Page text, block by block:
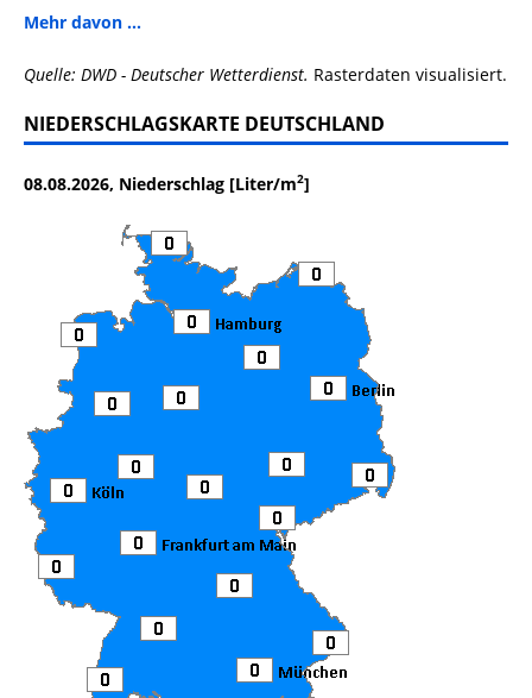
Mehr davon ...
Quelle: DWD - Deutscher Wetterdienst. Rasterdaten visualisiert.
NIEDERSCHLAGSKARTE DEUTSCHLAND
08.08.2026, Niederschlag [Liter/m2]